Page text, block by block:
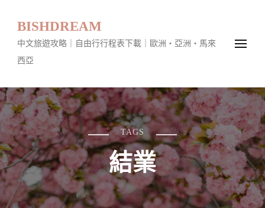
BISHDREAM
中文旅遊攻略｜自由行行程表下載｜歐洲・亞洲・馬來
西亞
TAGS
結業